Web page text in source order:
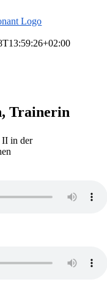
Trainerin
II in der